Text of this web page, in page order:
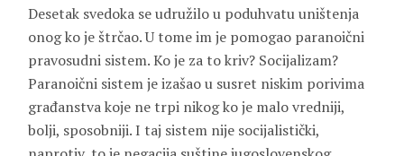
Desetak svedoka se udružilo u poduhvatu uništenja
onog ko je štrčao. U tome im je pomogao paranoični
pravosudni sistem. Ko je za to kriv? Socijalizam?
Paranoični sistem je izašao u susret niskim porivima
građanstva koje ne trpi nikog ko je malo vredniji,
bolji, sposobniji. I taj sistem nije socijalistički,